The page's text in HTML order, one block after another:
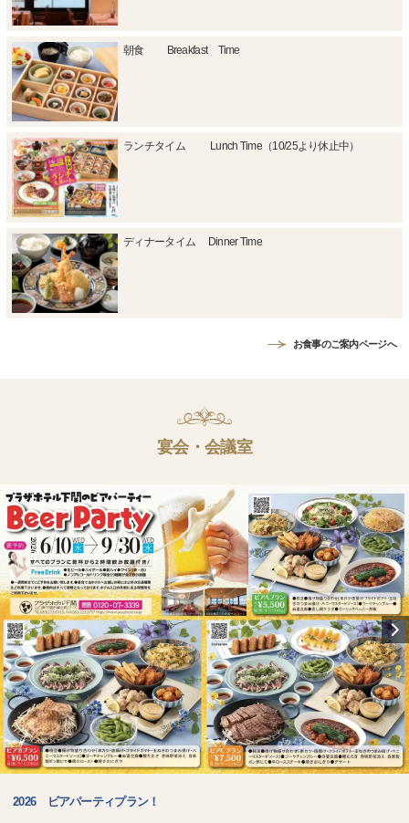
朝食 Breakfast Time
ランチタイム Lunch Time（10/25より休止中）
ディナータイム Dinner Time
お食事のご案内ページへ
宴会・会議室
2026 ビアパーティプラン！